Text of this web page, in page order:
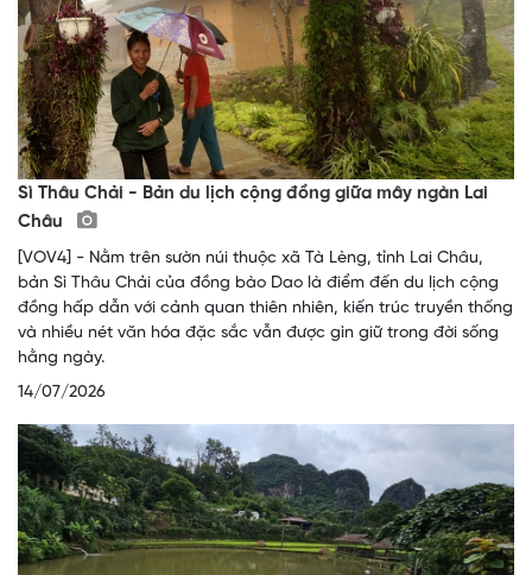
Sì Thâu Chải - Bản du lịch cộng đồng giữa mây ngàn Lai
Châu
[VOV4] - Nằm trên sườn núi thuộc xã Tà Lèng, tỉnh Lai Châu,
bản Sì Thâu Chải của đồng bào Dao là điểm đến du lịch cộng
đồng hấp dẫn với cảnh quan thiên nhiên, kiến trúc truyền thống
và nhiều nét văn hóa đặc sắc vẫn được gìn giữ trong đời sống
hằng ngày.
14/07/2026